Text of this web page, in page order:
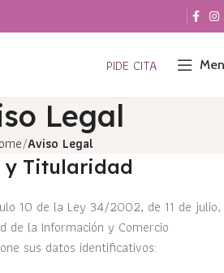
PIDE CITA
Legal
Aviso Legal
Titularidad
10 de la Ley 34/2002, de 11 de julio,
de la Información y Comercio
sus datos identificativos: